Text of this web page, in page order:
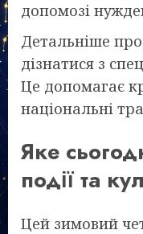
допомозі
Детальніше
дізнатися з
Це допомагає
національні
Яке
події та
Цей зимовий